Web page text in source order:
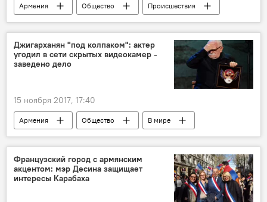
Армения Общество
Происшествия
Культура
Узники армянских ресторанов - животные в неволе
Джигарханян "под колпаком": актер
угодил в сети скрытых видеокамер -
заведено дело
15 ноября 2017, 17:40
Армения Общество
В мире
Россия
Армен Джигарханян
прослушка
Драма в семье Армена Джигарханяна
Французский город с армянским
акцентом: мэр Десина защищает
интересы Карабаха